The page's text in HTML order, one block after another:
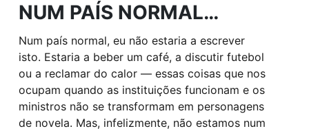
NUM PAÍS NORMAL…
Num país normal, eu não estaria a escrever
isto. Estaria a beber um café, a discutir futebol
ou a reclamar do calor — essas coisas que nos
ocupam quando as instituições funcionam e os
ministros não se transformam em personagens
de novela. Mas, infelizmente, não estamos num